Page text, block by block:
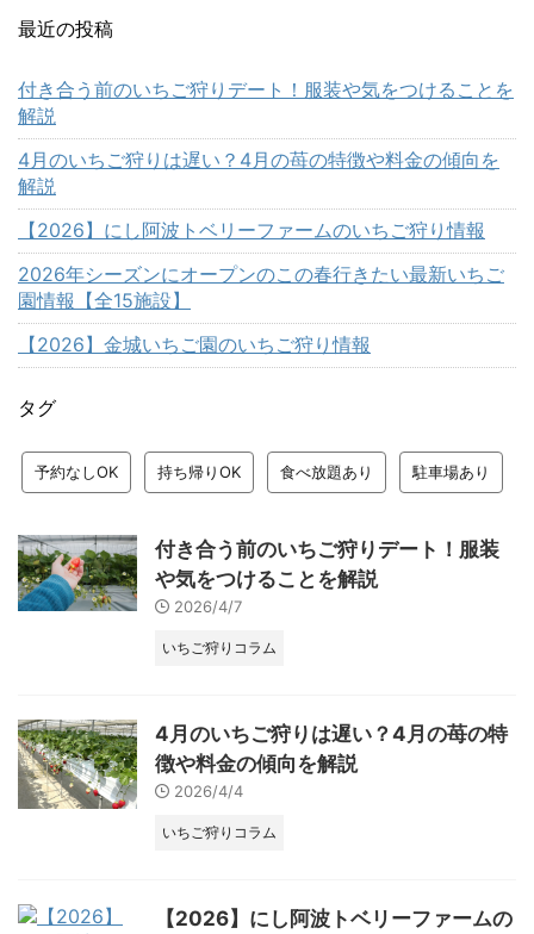
最近の投稿
付き合う前のいちご狩りデート！服装や気をつけることを
解説
4月のいちご狩りは遅い？4月の苺の特徴や料金の傾向を
解説
【2026】にし阿波トベリーファームのいちご狩り情報
2026年シーズンにオープンのこの春行きたい最新いちご
園情報【全15施設】
【2026】金城いちご園のいちご狩り情報
タグ
予約なしOK 持ち帰りOK 食べ放題あり 駐車場あり
付き合う前のいちご狩りデート！服装
や気をつけることを解説
2026/4/7
いちご狩りコラム
4月のいちご狩りは遅い？4月の苺の特
徴や料金の傾向を解説
2026/4/4
いちご狩りコラム
【2026】にし阿波トベリーファームの